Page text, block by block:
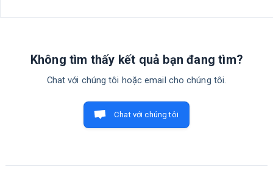
Không tìm thấy kết quả bạn đang tìm?
Chat với chúng tôi hoặc email cho chúng tôi.
Chat với chúng tôi